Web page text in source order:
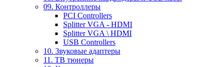
09. Контроллеры
PCI Controllers
Splitter VGA - HDMI
Splitter VGA \ HDMI
USB Controllers
10. Звуковые адаптеры
11. ТВ тюнеры